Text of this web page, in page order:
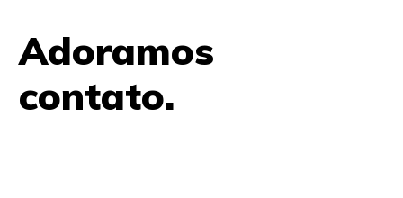
Adoramos
contato.